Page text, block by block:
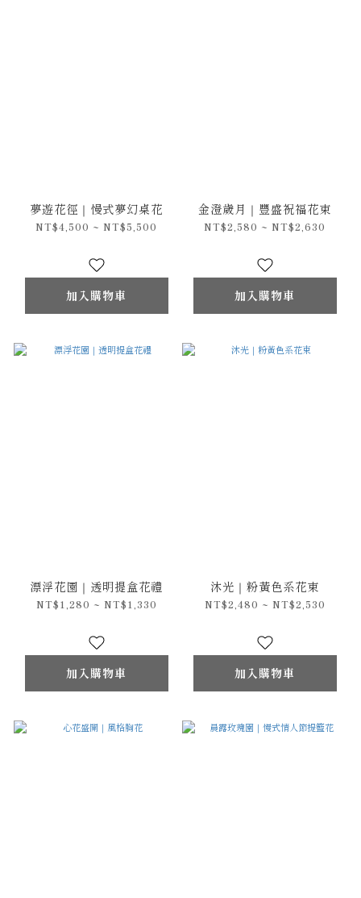
夢遊花徑｜慢式夢幻桌花
NT$4,500 ~ NT$5,500
加入購物車
金澄歲月｜豐盛祝福花束
NT$2,580 ~ NT$2,630
加入購物車
漂浮花園｜透明提盒花禮
NT$1,280 ~ NT$1,330
加入購物車
沐光｜粉黃色系花束
NT$2,480 ~ NT$2,530
加入購物車